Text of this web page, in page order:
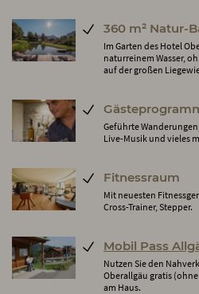
360 m² Natur-
Im Garten des Hotel
naturreinem Wasser,
auf der großen
Geführte
Live-Musik und vieles
Fitnessraum
Mit neuesten
Cross-Trainer, Stepper.
Mobil Pass
Nutzen Sie den
Oberallgäu gratis
am Haus.